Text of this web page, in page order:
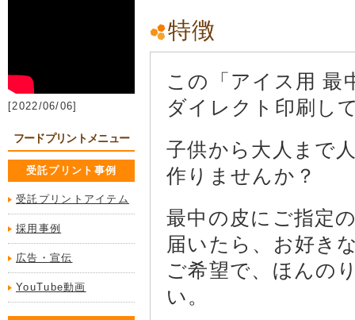
[2022/06/06]
フードプリントメニュー
受託プリント事例
受託プリントアイテム
採用事例
広告・宣伝
YouTube動画
特徴
この「アイス用 最
ダイレクト印刷し
子供から大人まで
作りませんか？
最中の皮にご指定
届いたら、お好き
ご希望で、 ほんの
い。